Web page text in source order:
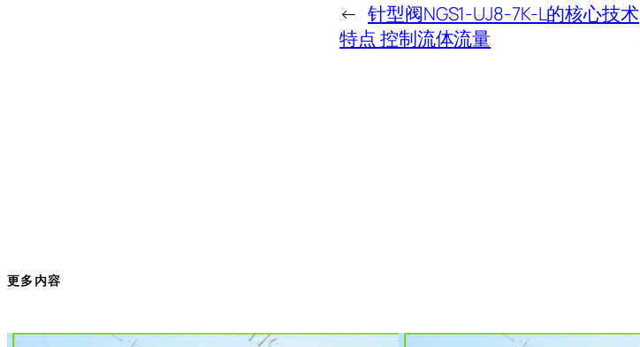
← 针型阀NGS1-UJ8-7K-L的核心技术
特点 控制流体流量
更多内容